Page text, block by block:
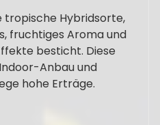
tropische Hybridsorte,
fruchtiges Aroma und
besticht. Diese
Anbau und
hohe Erträge.